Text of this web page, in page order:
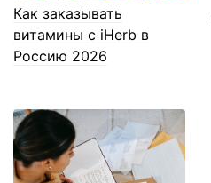
Как заказывать
витамины с iHerb в
Россию 2026